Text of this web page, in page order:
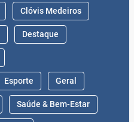
Clóvis Medeiros
Destaque
Esporte Geral
Saúde & Bem-Estar